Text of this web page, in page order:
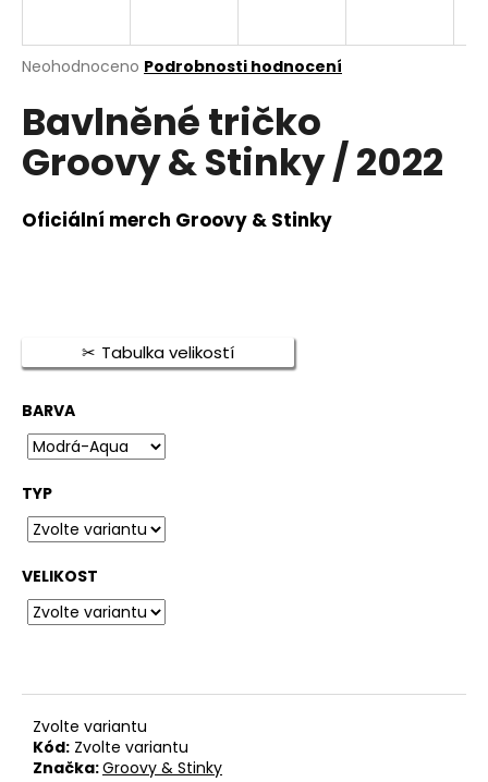
Průměrné
produktu
je
0,0
z
hvězdiček.
Neohodnoceno Podrobnosti hodnocení
Bavlněné tričko
Groovy & Stinky / 2022
Oficiální merch Groovy & Stinky
Tabulka velikostí
BARVA
TYP
VELIKOST
Zvolte variantu
Kód: Zvolte variantu
Značka:Groovy & Stinky
j
í
t
?
o
o
r
u
č
u
j
e
m
e
TRIČKO
ONLY
OUR